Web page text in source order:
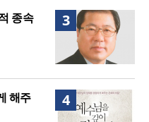
3
종속
4
해주